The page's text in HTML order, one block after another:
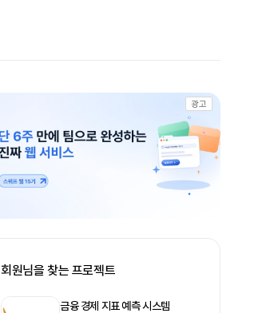
광고
회원님을 찾는 프로젝트
금융 경제 지표 예측 시스템